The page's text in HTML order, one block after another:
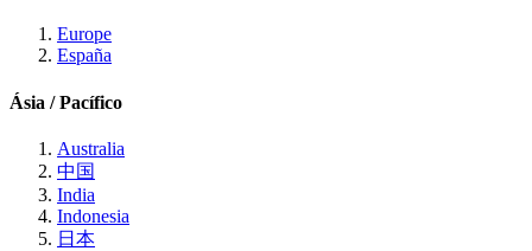
Europe
España
Ásia / Pacífico
Australia
中国
India
Indonesia
日本